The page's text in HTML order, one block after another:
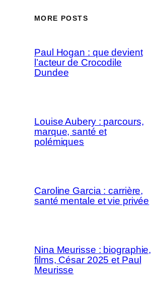
MORE POSTS
Paul Hogan : que devient
l’acteur de Crocodile
Dundee
Louise Aubery : parcours,
marque, santé et
polémiques
Caroline Garcia : carrière,
santé mentale et vie privée
Nina Meurisse : biographie,
films, César 2025 et Paul
Meurisse